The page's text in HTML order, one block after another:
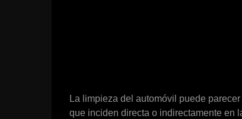
La limpieza del automóvil puede
que inciden directa o indirectamente en